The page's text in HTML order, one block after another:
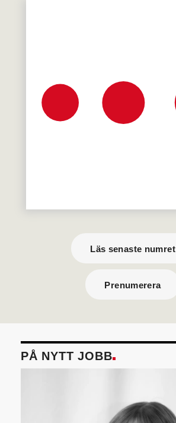
Läs senaste numret
Prenumerera
PÅ NYTT JOBB